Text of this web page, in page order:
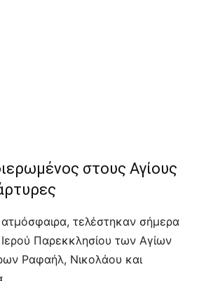
στους Αγίους
τελέστηκαν σήμερα
Παρεκκλησίου των Αγίων
Ραφαήλ, Νικολάου και